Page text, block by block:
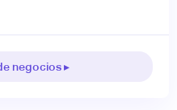
negocios ▸